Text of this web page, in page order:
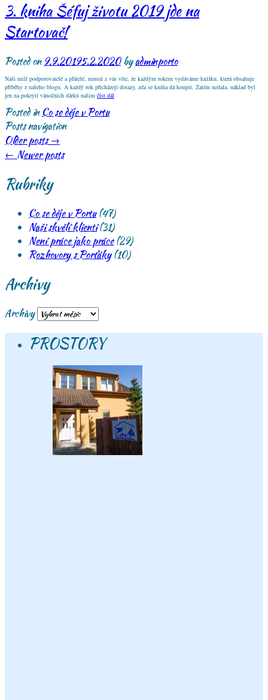
3. kniha Šéfuj životu 2019 jde na
Startovač!
Posted on 9.9.20195.2.2020byadminporto
Naši milí podporovatelé a přátelé, mnozí z vás víte, že každým rokem vydáváme knížku, která obsahuje
příběhy z našeho blogu. A každý rok přicházejí dotazy, zda se kniha dá koupit. Zatím nedala, náklad byl
jen na pokrytí vánočních dárků našim číst dál
Posted in Co se děje v Portu
Posts navigation
Older posts→
← Newer posts
Rubriky
Co se děje v Portu(47)
Naši skvělí klienti(31)
Není práce jako práce(29)
Rozhovory s Porťáky(10)
Archivy
Archivy
PROSTORY